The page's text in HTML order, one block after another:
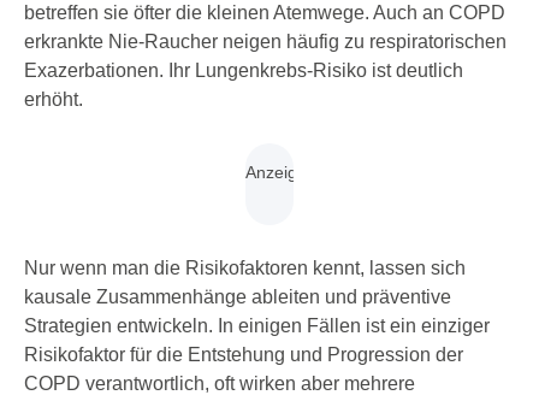
betreffen sie öfter die kleinen Atemwege. Auch an COPD
erkrankte Nie-Raucher neigen häufig zu respiratorischen
Exazerbationen. Ihr Lungenkrebs-Risiko ist deutlich
erhöht.
Nur wenn man die Risikofaktoren kennt, lassen sich
kausale Zusammenhänge ableiten und präventive
Strategien entwickeln. In einigen Fällen ist ein einziger
Risikofaktor für die Entstehung und Progression der
COPD verantwortlich, oft wirken aber mehrere